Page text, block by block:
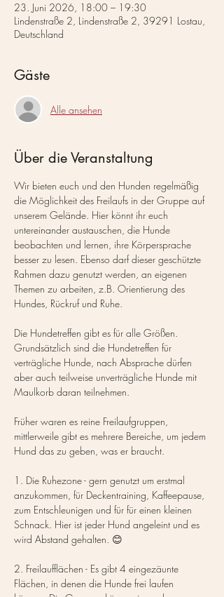
23. Juni 2026, 18:00 – 19:30
Lindenstraße 2, Lindenstraße 2, 39291 Lostau,
Deutschland
Gäste
Alle ansehen
Über die Veranstaltung
Wir bieten euch und den Hunden regelmäßig
die Möglichkeit des Freilaufs in der Gruppe auf
unserem Gelände. Hier könnt ihr euch
untereinander austauschen, die Hunde
beobachten und lernen, ihre Körpersprache
besser zu lesen. Ebenso darf dieser geschützte
Rahmen dazu genutzt werden, an eigenen
Themen zu arbeiten, z.B. Orientierung des
Hundes, Rückruf und Ruhe.
Die Hundetreffen gibt es für alle Größen.
Grundsätzlich sind die Hundetreffen für
verträgliche Hunde, nach Absprache dürfen
aber auch teilweise unverträgliche Hunde mit
Maulkorb daran teilnehmen.
Früher waren es reine Freilaufgruppen,
mittlerweile gibt es mehrere Bereiche, um jedem
Hund das zu geben, was er braucht.
1. Die Ruhezone - gern genutzt um erstmal
anzukommen, für Deckentraining, Kaffeepause,
zum Entschleunigen und für für einen kleinen
Schnack. Hier ist jeder Hund angeleint und es
wird Abstand gehalten. 😊
2. Freilaufflächen - Es gibt 4 eingezäunte
Flächen, in denen die Hunde frei laufen